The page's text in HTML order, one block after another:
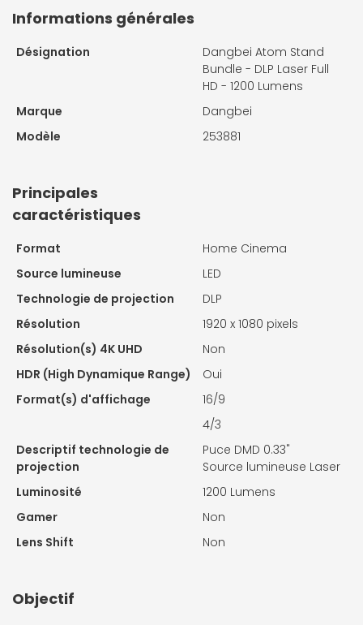
Informations générales
Désignation
Dangbei Atom Stand
Bundle - DLP Laser Full
HD - 1200 Lumens
Marque
Dangbei
Modèle
253881
Principales
caractéristiques
Format
Home Cinema
Source lumineuse
LED
Technologie de projection
DLP
Résolution
1920 x 1080 pixels
Résolution(s) 4K UHD
Non
HDR (High Dynamique Range)
Oui
Format(s) d'affichage
16/9
4/3
Descriptif technologie de
projection
Puce DMD 0.33"
Source lumineuse Laser
Luminosité
1200 Lumens
Gamer
Non
Lens Shift
Non
Objectif